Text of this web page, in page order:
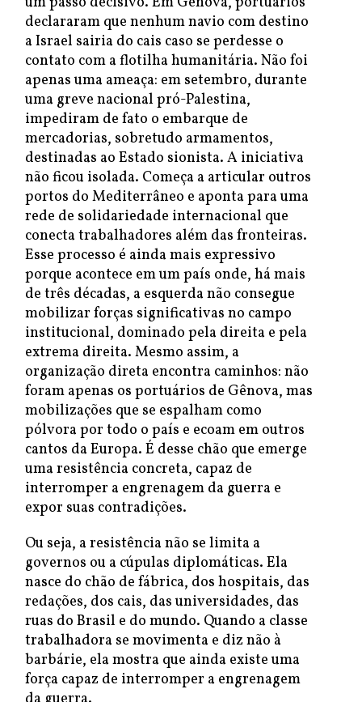
declararam que nenhum navio com destino
a Israel sairia do cais caso se perdesse o
contato com a flotilha humanitária. Não foi
apenas uma ameaça: em setembro, durante
uma greve nacional pró-Palestina,
impediram de fato o embarque de
mercadorias, sobretudo armamentos,
destinadas ao Estado sionista. A iniciativa
não ficou isolada. Começa a articular outros
portos do Mediterrâneo e aponta para uma
rede de solidariedade internacional que
conecta trabalhadores além das fronteiras.
Esse processo é ainda mais expressivo
porque acontece em um país onde, há mais
de três décadas, a esquerda não consegue
mobilizar forças significativas no campo
institucional, dominado pela direita e pela
extrema direita. Mesmo assim, a
organização direta encontra caminhos: não
foram apenas os portuários de Gênova, mas
mobilizações que se espalham como
pólvora por todo o país e ecoam em outros
cantos da Europa. É desse chão que emerge
uma resistência concreta, capaz de
interromper a engrenagem da guerra e
expor suas contradições.
Ou seja, a resistência não se limita a
governos ou a cúpulas diplomáticas. Ela
nasce do chão de fábrica, dos hospitais, das
redações, dos cais, das universidades, das
ruas do Brasil e do mundo. Quando a classe
trabalhadora se movimenta e diz não à
barbárie, ela mostra que ainda existe uma
força capaz de interromper a engrenagem